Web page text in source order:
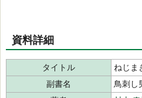
資料詳細
タイトル
ねじま
副書名
鳥刺し